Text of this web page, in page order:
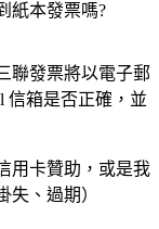
紙本發票嗎?
聯發票將以電子郵
信箱是否正確，並
用卡贊助，或是我
、過期）